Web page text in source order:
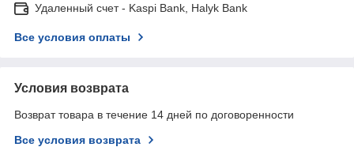
Удаленный счет - Kaspi Bank, Halyk Bank
Все условия оплаты
Условия возврата
Возврат товара в течение 14 дней по договоренности
Все условия возврата